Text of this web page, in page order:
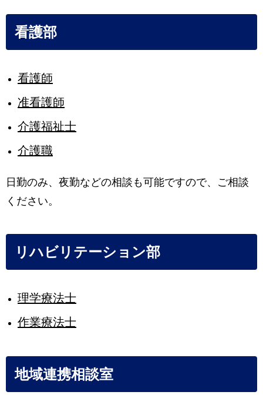
看護部
看護師
准看護師
介護福祉士
介護職
日勤のみ、夜勤などの相談も可能ですので、ご相談
ください。
リハビリテーション部
理学療法士
作業療法士
地域連携相談室